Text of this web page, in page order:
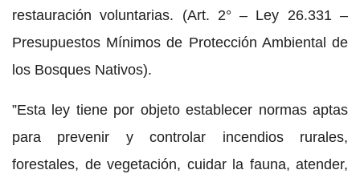
restauración voluntarias. (Art. 2° – Ley 26.331 –
Presupuestos Mínimos de Protección Ambiental de
los Bosques Nativos).
”Esta ley tiene por objeto establecer normas aptas
para prevenir y controlar incendios rurales,
forestales, de vegetación, cuidar la fauna, atender,